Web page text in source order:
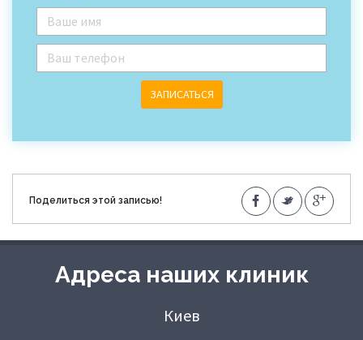
ЗАПИСАТЬСЯ
Поделиться этой записью!
Адреса наших клиник
Киев